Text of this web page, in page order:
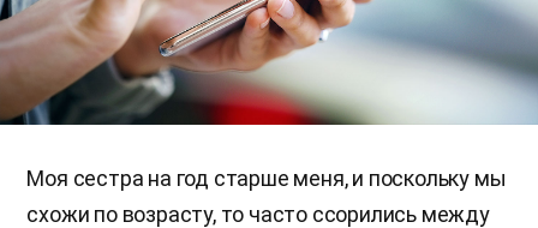
Моя сестра на год старше меня, и поскольку мы
схожи по возрасту, то часто ссорились между